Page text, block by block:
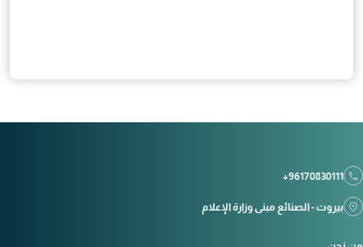
+96170830111
بيروت - الصنائع مبنى وزارة الإعلام